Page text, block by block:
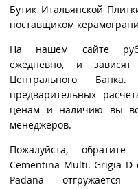
Бутик Итальянской
поставщиком
На нашем сайте
ежедневно, и
Центрального
предварительных
ценам и наличию вы
менеджеров.
Пожалуйста,
Cementina Multi. Grigia D
Padana отгружается